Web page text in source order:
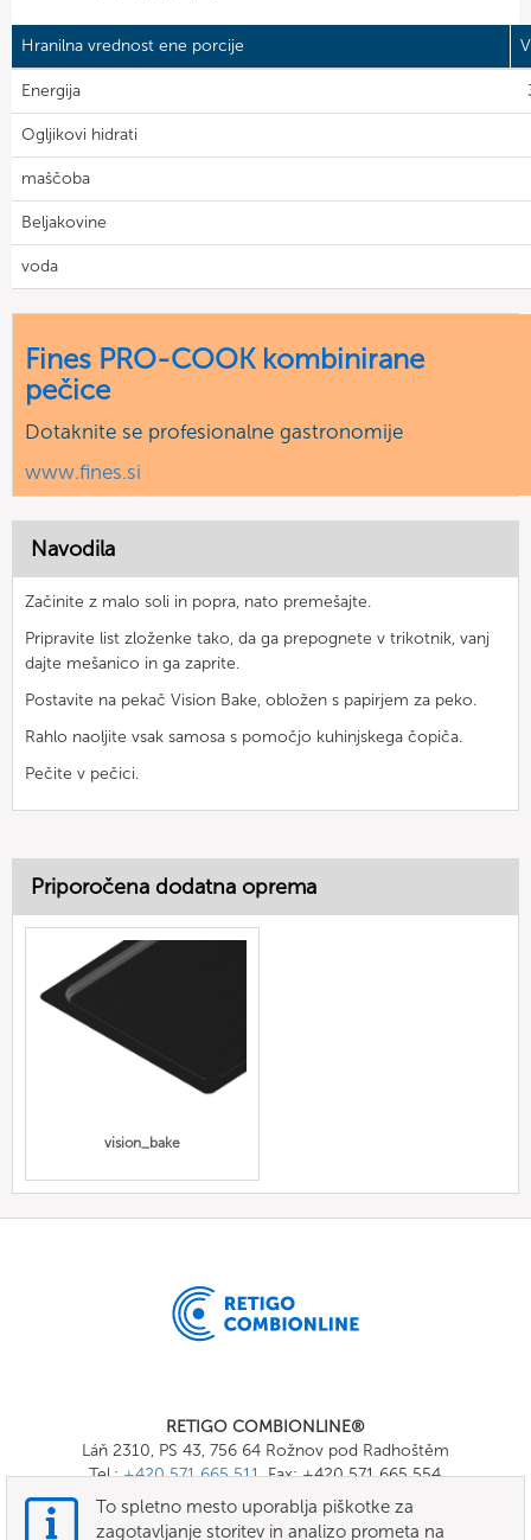
Hranilna vrednost ene porcije
Energija
Ogljikovi hidrati
maščoba
Beljakovine
voda
Fines PRO-COOK kombinirane
pečice
Dotaknite se profesionalne gastronomije
www.fines.si
Navodila
Začinite z malo soli in popra, nato premešajte.
Pripravite list zloženke tako, da ga prepognete v trikotnik, vanj
dajte mešanico in ga zaprite.
Postavite na pekač Vision Bake, obložen s papirjem za peko.
Rahlo naoljite vsak samosa s pomočjo kuhinjskega čopiča.
Pečite v pečici.
Priporočena dodatna oprema
vision_bake
RETIGO COMBIONLINE®
Láň 2310, PS 43, 756 64 Rožnov pod Radhoštěm
Tel.:+420 571 665 511, Fax: +420 571 665 554
E-mail:
info@combionline.com
To spletno mesto uporablja piškotke za
zagotavljanje storitev in analizo prometa na